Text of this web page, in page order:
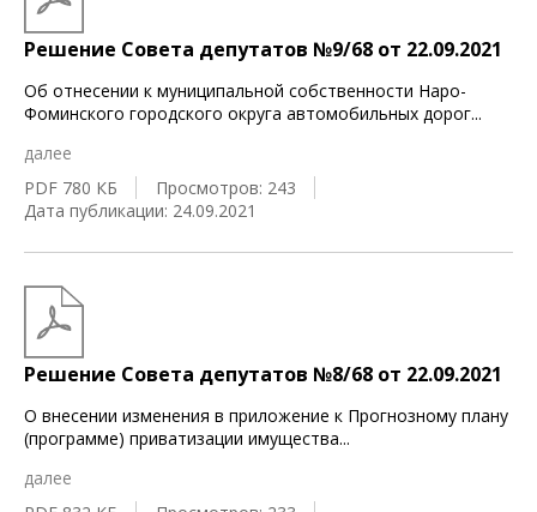
Решение Совета депутатов №9/68 от 22.09.2021
Об отнесении к муниципальной собственности Наро-
Фоминского городского округа автомобильных дорог...
далее
PDF 780 КБ
Просмотров: 243
Дата публикации: 24.09.2021
Решение Совета депутатов №8/68 от 22.09.2021
О внесении изменения в приложение к Прогнозному плану
(программе) приватизации имущества...
далее